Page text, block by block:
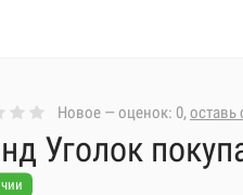
Новое — оценок: 0, оставь
Уголок